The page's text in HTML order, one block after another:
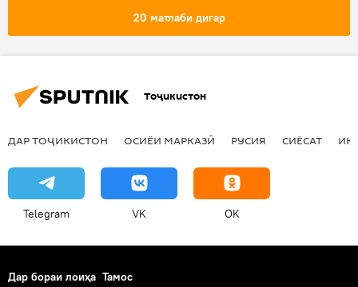
20 матлаби дигар
Тоҷикистон
ДАР ТОҶИКИСТОН ОСИЁИ МАРКАЗӢ РУСИЯ СИЁСАТ
Telegram VK OK
Дар бораи лоиҳа Тамос